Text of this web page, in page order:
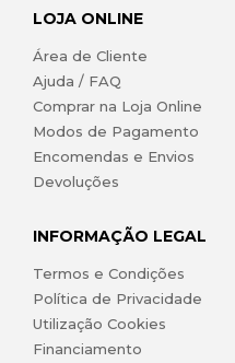
LOJA ONLINE
Área de Cliente
Ajuda / FAQ
Comprar na Loja Online
Modos de Pagamento
Encomendas e Envios
Devoluções
INFORMAÇÃO LEGAL
Termos e Condições
Política de Privacidade
Utilização Cookies
Financiamento